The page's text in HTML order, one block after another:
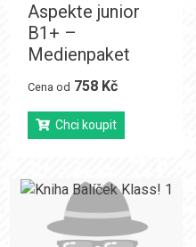
Aspekte junior
B1+ –
Medienpaket
Cena od 758 Kč
Chci koupit